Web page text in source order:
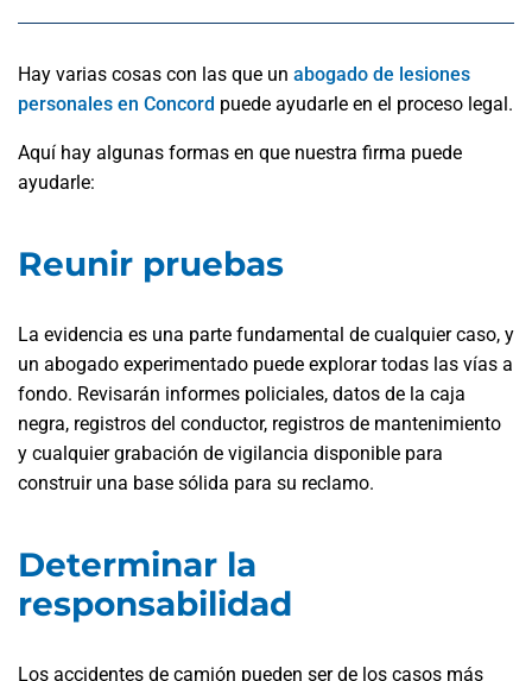
Hay varias cosas con las que un abogado de lesiones
personales en Concord puede ayudarle en el proceso legal.
Aquí hay algunas formas en que nuestra firma puede
ayudarle:
Reunir pruebas
La evidencia es una parte fundamental de cualquier caso, y
un abogado experimentado puede explorar todas las vías a
fondo. Revisarán informes policiales, datos de la caja
negra, registros del conductor, registros de mantenimiento
y cualquier grabación de vigilancia disponible para
construir una base sólida para su reclamo.
Determinar la
responsabilidad
Los accidentes de camión pueden ser de los casos más